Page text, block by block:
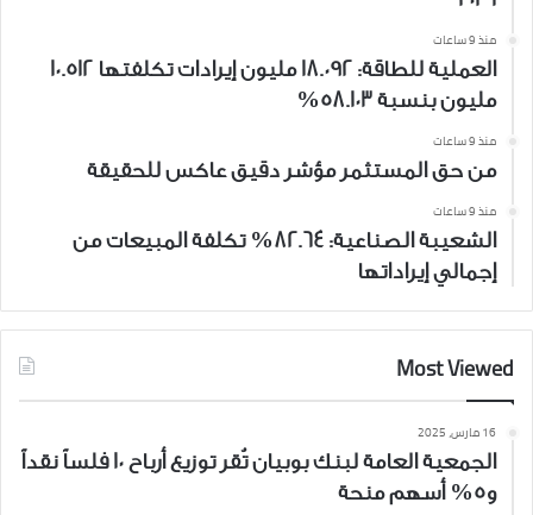
منذ 9 ساعات
العملية للطاقة: 18.092 مليون إيرادات تكلفتها 10.512
مليون بنسبة 58.103%
منذ 9 ساعات
من حق المستثمر مؤشر دقيق عاكس للحقيقة
منذ 9 ساعات
الشعيبة الصناعية: 82.64% تكلفة المبيعات من
إجمالي إيراداتها
Most Viewed
16 مارس، 2025
الجمعية العامة لبنك بوبيان تُقر توزيع أرباح 10 فلساً نقداً
و5% أسهم منحة